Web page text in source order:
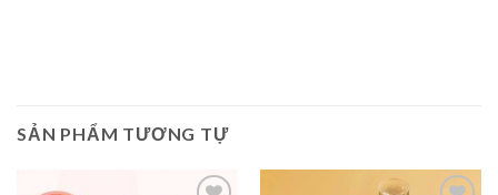
SẢN PHẨM TƯƠNG TỰ